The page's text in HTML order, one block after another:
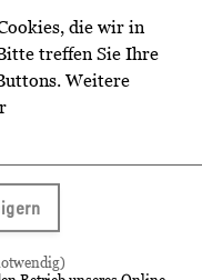
die wir in
treffen Sie Ihre
Weitere
GmbH
1, 01445
Porzellan-